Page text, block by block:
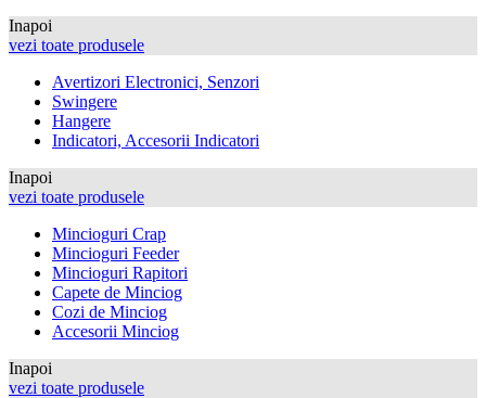
Inapoi
vezi toate produsele
Avertizori Electronici, Senzori
Swingere
Hangere
Indicatori, Accesorii Indicatori
Inapoi
vezi toate produsele
Mincioguri Crap
Mincioguri Feeder
Mincioguri Rapitori
Capete de Minciog
Cozi de Minciog
Accesorii Minciog
Inapoi
vezi toate produsele